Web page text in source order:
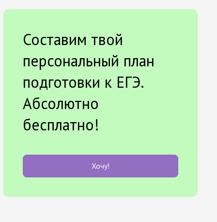
Составим твой
персональный план
подготовки к ЕГЭ.
Абсолютно
бесплатно!
Хочу!